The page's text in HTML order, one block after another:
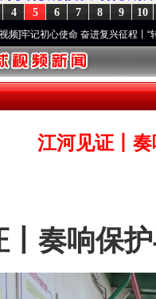
10
9
8
7
6
5
4
使命 奋进复兴征程丨“转折之城”激
江河见证丨
响保护